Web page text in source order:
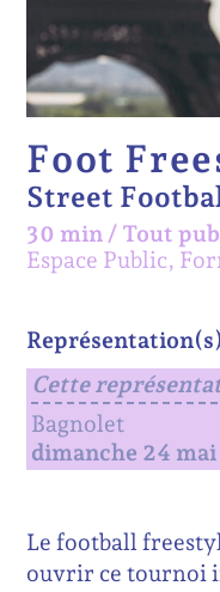
Foot
Street
30 min / Tout
Espace Public,
Cette
Bagnolet
dimanche 24
Le football
ouvrir ce tournoi